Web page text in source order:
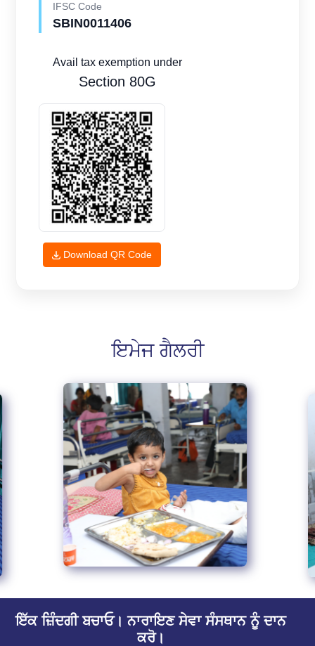
IFSC Code
SBIN0011406
Avail tax exemption under
Section 80G
Download QR Code
ਇਮੇਜ ਗੈਲਰੀ
ਇੱਕ ਜ਼ਿੰਦਗੀ ਬਚਾਓ। ਨਾਰਾਇਣ ਸੇਵਾ ਸੰਸਥਾਨ ਨੂੰ ਦਾਨ
ਕਰੋ।